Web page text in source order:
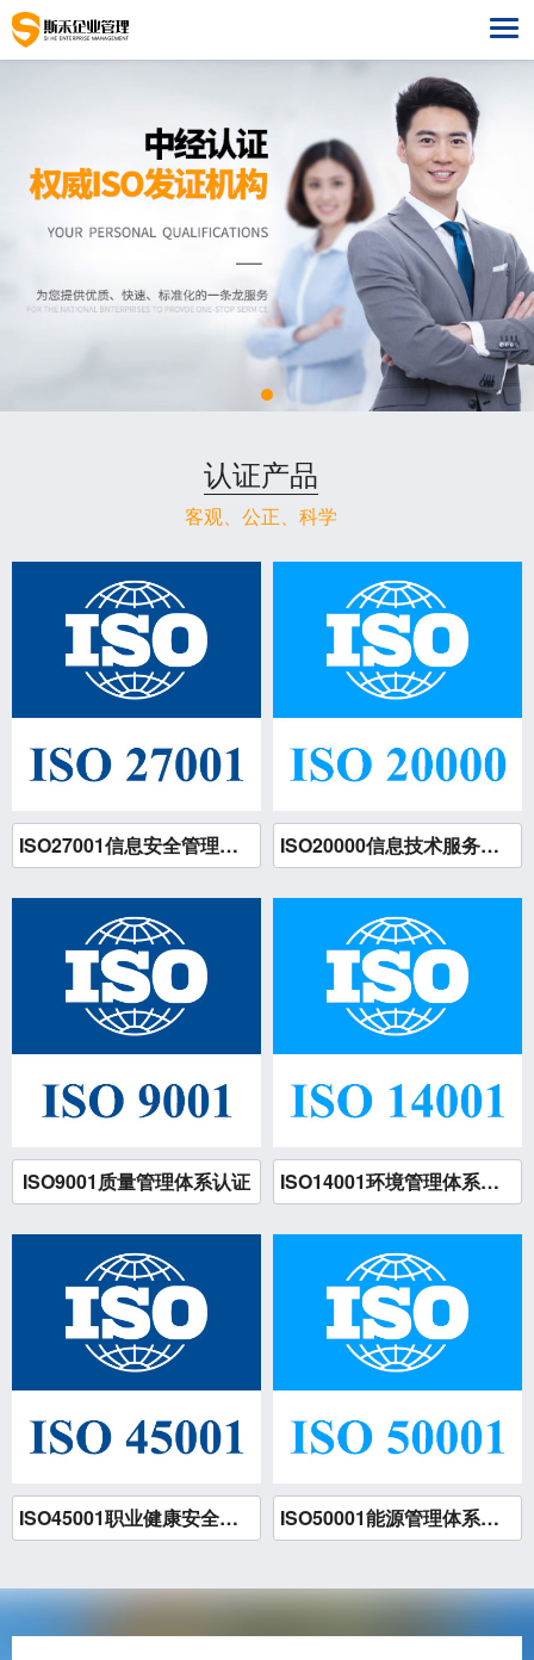
ISO9001质量管理
ISO14001环境管理
ISO45001职业健康安全
ISO13485医疗器械质量管理
ISO22000食品安全管理体系
GB/T50430建工体系
GB/T 30146业务连续性
GB/T 27922服务认证
HACCP
HSE健康安全与环境认证
认证培训
建筑行业培训
ISO管理体系类
服务认证类
其他资质认证类
18981889825
119WEB.CN 技术提供者
认证产品
客观、公正、科学
ISO27001信息安全管理体系认证 ISO20000信息技术服务管理体系认证
ISO9001质量管理体系认证 ISO14001环境管理体系认证
ISO45001职业健康安全管理体系认证 ISO50001能源管理体系认证